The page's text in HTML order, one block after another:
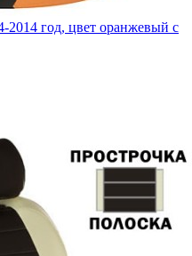
2014 год, цвет оранжевый с